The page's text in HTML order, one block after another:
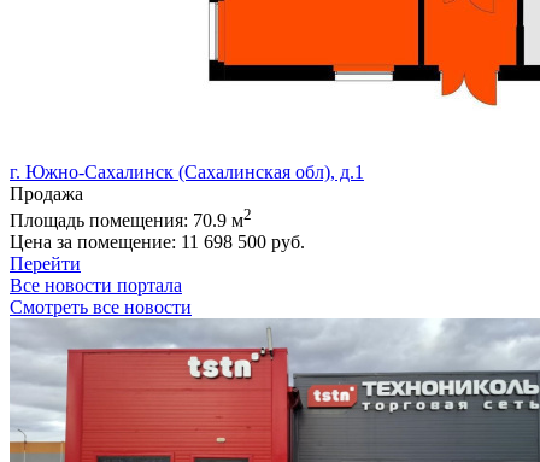
г. Южно-Сахалинск (Сахалинская обл), д.1
Продажа
Площадь помещения: 70.9 м2
Цена за помещение: 11 698 500 руб.
Перейти
Все новости портала
Смотреть все новости